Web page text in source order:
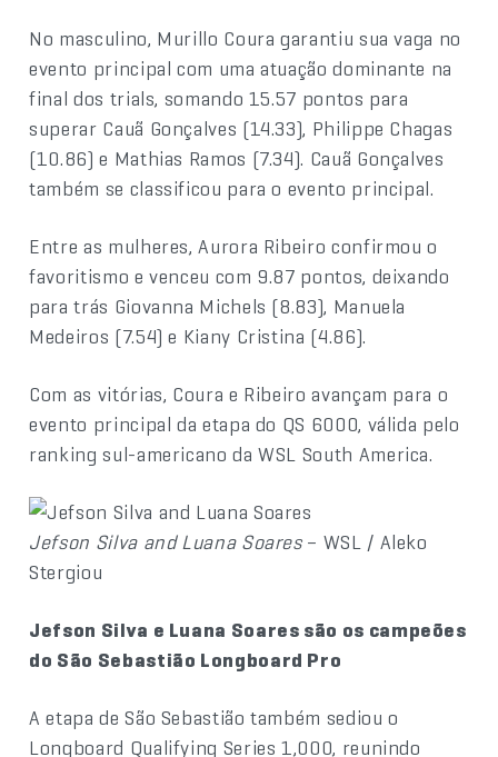
No masculino, Murillo Coura garantiu sua vaga no
evento principal com uma atuação dominante na
final dos trials, somando 15.57 pontos para
superar Cauã Gonçalves (14.33), Philippe Chagas
(10.86) e Mathias Ramos (7.34). Cauã Gonçalves
também se classificou para o evento principal.
Entre as mulheres, Aurora Ribeiro confirmou o
favoritismo e venceu com 9.87 pontos, deixando
para trás Giovanna Michels (8.83), Manuela
Medeiros (7.54) e Kiany Cristina (4.86).
Com as vitórias, Coura e Ribeiro avançam para o
evento principal da etapa do QS 6000, válida pelo
ranking sul-americano da WSL South America.
Jefson Silva and Luana Soares – WSL / Aleko
Stergiou
Jefson Silva e Luana Soares são os campeões
do São Sebastião Longboard Pro
A etapa de São Sebastião também sediou o
Longboard Qualifying Series 1,000, reunindo